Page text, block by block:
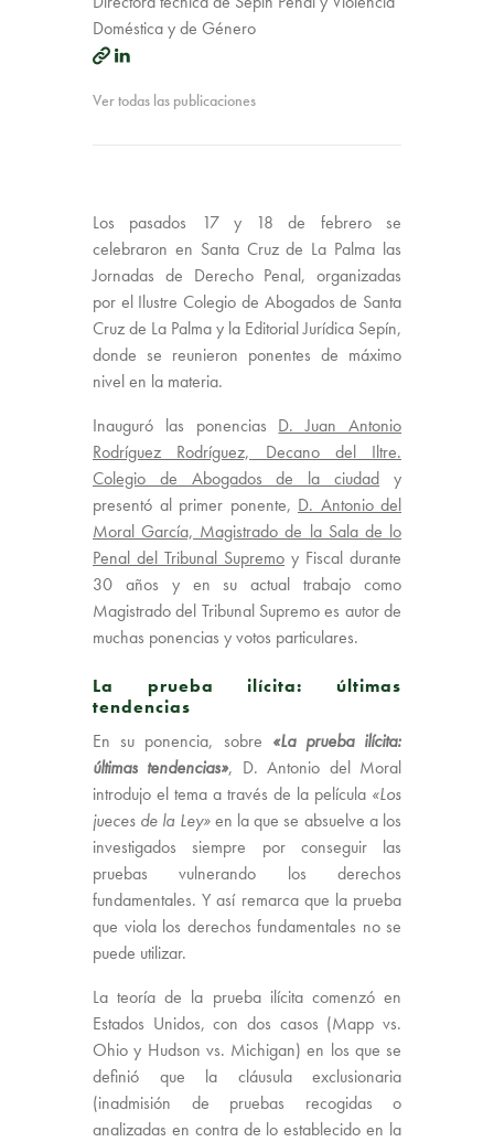
Doméstica y de Género
Ver todas las publicaciones
Los pasados 17 y 18 de febrero se
celebraron en Santa Cruz de La Palma las
Jornadas de Derecho Penal, organizadas
por el Ilustre Colegio de Abogados de Santa
Cruz de La Palma y la Editorial Jurídica Sepín,
donde se reunieron ponentes de máximo
nivel en la materia.
Inauguró las ponencias D. Juan Antonio
Rodríguez Rodríguez, Decano del Iltre.
Colegio de Abogados de la ciudad y
presentó al primer ponente, D. Antonio del
Moral García, Magistrado de la Sala de lo
Penal del Tribunal Supremo y Fiscal durante
30 años y en su actual trabajo como
Magistrado del Tribunal Supremo es autor de
muchas ponencias y votos particulares.
La prueba ilícita: últimas
tendencias
En su ponencia, sobre «La prueba ilícita:
últimas tendencias», D. Antonio del Moral
introdujo el tema a través de la película «Los
jueces de la Ley»en la que se absuelve a los
investigados siempre por conseguir las
pruebas vulnerando los derechos
fundamentales. Y así remarca que la prueba
que viola los derechos fundamentales no se
puede utilizar.
La teoría de la prueba ilícita comenzó en
Estados Unidos, con dos casos (Mapp vs.
Ohio y Hudson vs. Michigan) en los que se
definió que la cláusula exclusionaria
(inadmisión de pruebas recogidas o
analizadas en contra de lo establecido en la